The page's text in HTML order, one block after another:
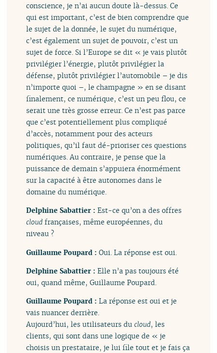
conscience, je n’ai aucun doute là-dessus. Ce
qui est important, c’est de bien comprendre que
le sujet de la donnée, le sujet du numérique,
c’est également un sujet de pouvoir, c’est un
sujet de force. Si l’Europe se dit « je vais plutôt
privilégier l’énergie, plutôt privilégier la
défense, plutôt privilégier l’automobile – je dis
n’importe quoi –, le champagne » en se disant
finalement, ce numérique, c’est un peu flou, ce
serait une très grosse erreur. Ce n’est pas parce
que c’est potentiellement plus compliqué
d’accès, notamment pour des acteurs
politiques, qu’il faut dé-prioriser ces questions
numériques. Au contraire, je pense que la
puissance de demain s’appuiera énormément
sur la capacité à être autonomes dans le
domaine du numérique.
Delphine Sabattier :Est-ce qu’on a des offres
cloud françaises, même européennes, du
niveau ?
Guillaume Poupard :Oui. La réponse est oui.
Delphine Sabattier :Elle n’a pas toujours été
oui, quand même, Guillaume Poupard.
Guillaume Poupard :La réponse est oui et je
vais nuancer derrière.
Aujourd’hui, les utilisateurs ducloud, les
clients, qui sont dans une logique de « je
choisis un prestataire, je lui file tout et je fais ça